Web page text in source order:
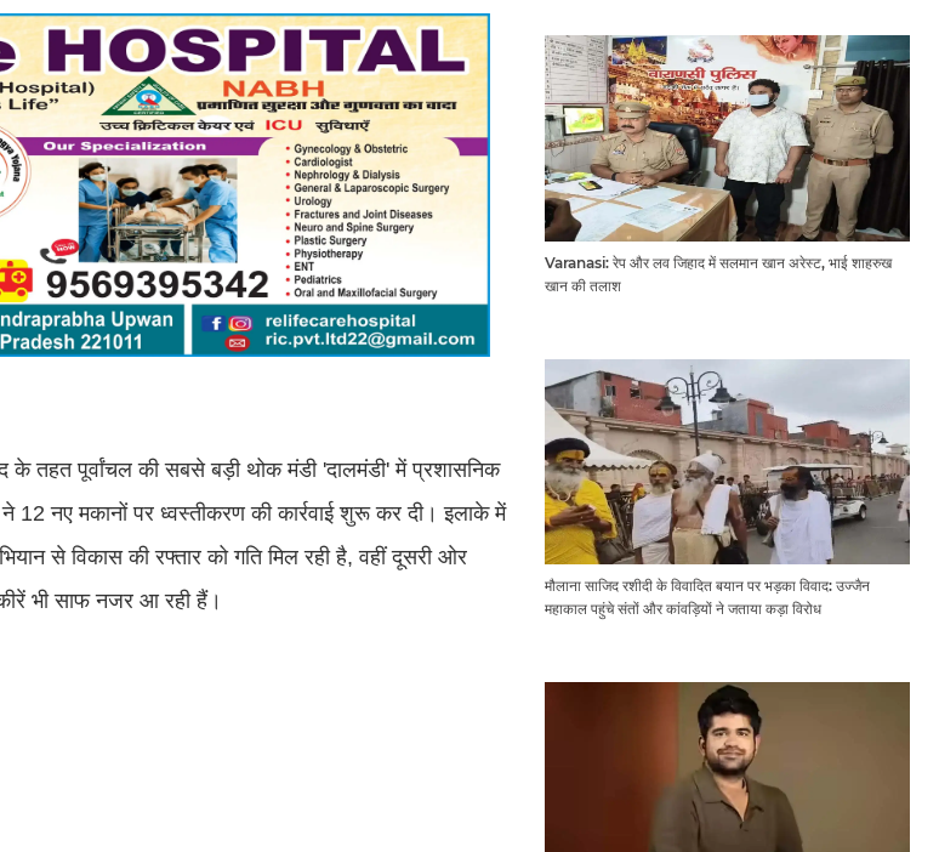
के तहत पूर्वांचल की सबसे बड़ी थोक मंडी 'दालमंडी' में प्रशासनिक
12 नए मकानों पर ध्वस्तीकरण की कार्रवाई शुरू कर दी। इलाके में
से विकास की रफ्तार को गति मिल रही है, वहीं दूसरी ओर
भी साफ नजर आ रही हैं।
Varanasi: रेप और लव जिहाद में सलमान खान अरेस्ट, भाई शाहरुख
खान की तलाश
मौलाना साजिद रशीदी के विवादित बयान पर भड़का विवाद: उज्जैन
महाकाल पहुंचे संतों और कांवड़ियों ने जताया कड़ा विरोध